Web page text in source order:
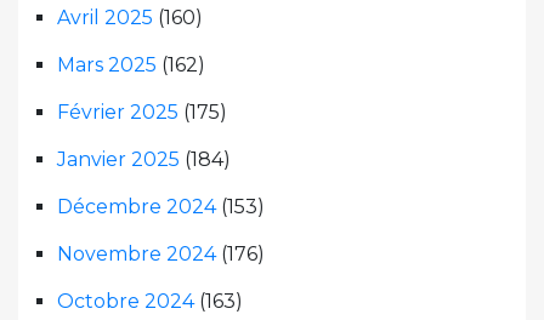
Avril 2025 (160)
Mars 2025 (162)
Février 2025 (175)
Janvier 2025 (184)
Décembre 2024(153)
Novembre 2024(176)
Octobre 2024(163)